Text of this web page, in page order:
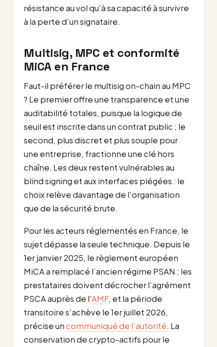
résistance au vol qu’à sa capacité à survivre
à la perte d’un signataire.
Multisig, MPC et conformité
MiCA en France
Faut-il préférer le multisig on-chain au MPC
? Le premier offre une transparence et une
auditabilité totales, puisque la logique de
seuil est inscrite dans un contrat public ; le
second, plus discret et plus souple pour
une entreprise, fractionne une clé hors
chaîne. Les deux restent vulnérables au
blind signing et aux interfaces piégées : le
choix relève davantage de l’organisation
que de la sécurité brute.
Pour les acteurs réglementés en France, le
sujet dépasse la seule technique. Depuis le
1er janvier 2025, le règlement européen
MiCA a remplacé l’ancien régime PSAN ; les
prestataires doivent décrocher l’agrément
PSCA auprès de l’AMF, et la période
transitoire s’achève le 1er juillet 2026,
précise uncommuniqué de l’autorité. La
conservation de crypto-actifs pour le